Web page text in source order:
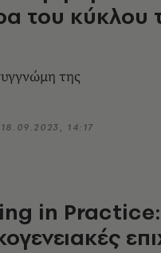
του κύκλου
της
18.09.2023, 14:17
in